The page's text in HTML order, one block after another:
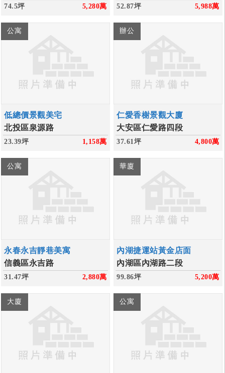
74.5坪 5,280萬 52.87坪 5,988萬
公寓
低總價景觀美宅
北投區泉源路
23.39坪 1,158萬
辦公
仁愛香榭景觀大廈
大安區仁愛路四段
37.61坪 4,800萬
公寓
永春永吉靜巷美寓
信義區永吉路
31.47坪 2,880萬
華廈
內湖捷運站黃金店面
內湖區內湖路二段
99.86坪 5,200萬
大廈 公寓